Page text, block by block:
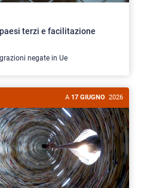
terzi e facilitazione
negate in Ue
A 17 GIUGNO 2026